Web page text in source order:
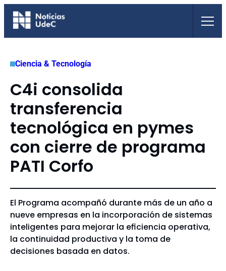
Saltar
Ciencia & Tecnología
C4i consolida
transferencia
tecnológica en pymes
con cierre de programa
PATI Corfo
El Programa acompañó durante más de un año a
nueve empresas en la incorporación de sistemas
inteligentes para mejorar la eficiencia operativa,
la continuidad productiva y la toma de
decisiones basada en datos.